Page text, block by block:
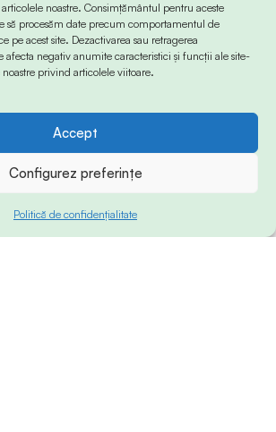
noastre. Consimțământul pentru aceste
să procesăm date precum comportamentul de
pe acest site. Dezactivarea sau retragerea
afecta negativ anumite caracteristici și funcții ale site-
privind articolele viitoare.
Accept
Configurez preferințe
Politică de confidențialitate